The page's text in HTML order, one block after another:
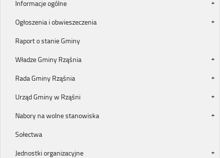
Informacje ogólne
Ogłoszenia i obwieszeczenia
Raport o stanie Gminy
Władze Gminy Rząśnia
Rada Gminy Rząśnia
Urząd Gminy w Rząśni
Nabory na wolne stanowiska
Sołectwa
Jednostki organizacyjne